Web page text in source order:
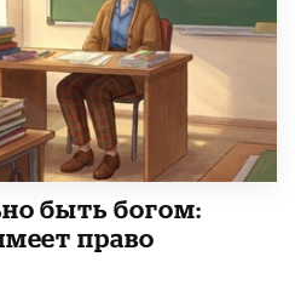
быть богом:
право